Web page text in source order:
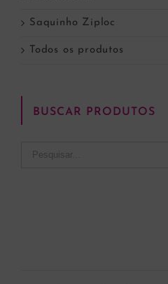
Saquinho Ziploc
Todos os produtos
BUSCAR PRODUTOS